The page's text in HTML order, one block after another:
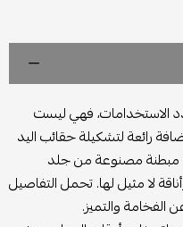
الاستخدامات، فهي ليست
رائعة لتشكيلة حقائب اليد
مبطنة مصنوعة من جلد
لا مثيل لها. تحمل التفاصيل
الفخامة والتميز.